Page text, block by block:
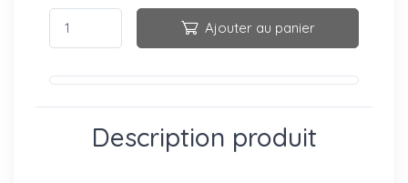
Ajouter au panier
Description produit